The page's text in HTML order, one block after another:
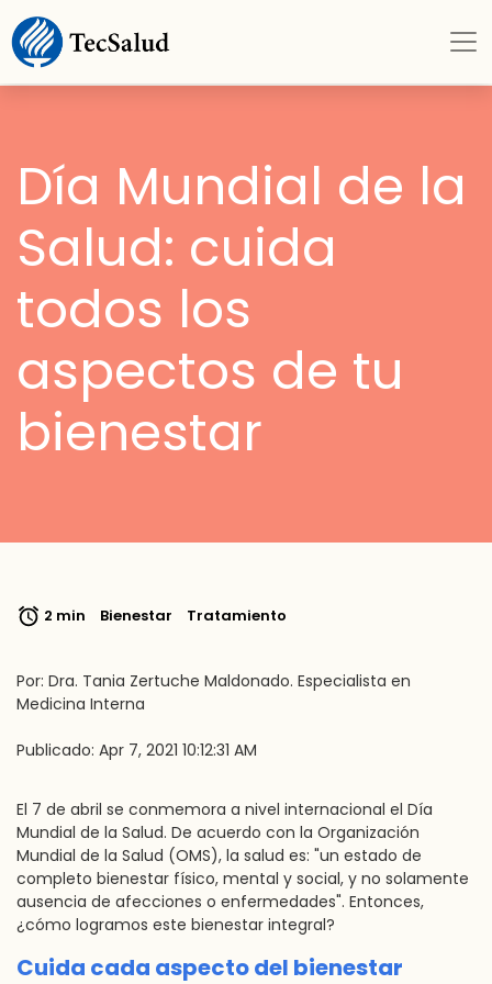
Día Mundial de la
Salud: cuida
todos los
aspectos de tu
bienestar
2 min Bienestar Tratamiento
Por: Dra. Tania Zertuche Maldonado. Especialista en
Medicina Interna
Publicado: Apr 7, 2021 10:12:31 AM
El 7 de abril se conmemora a nivel internacional el Día
Mundial de la Salud. De acuerdo con la Organización
Mundial de la Salud (OMS), la salud es: "un estado de
completo bienestar físico, mental y social, y no solamente
ausencia de afecciones o enfermedades". Entonces,
¿cómo logramos este bienestar integral?
Cuida cada aspecto del bienestar